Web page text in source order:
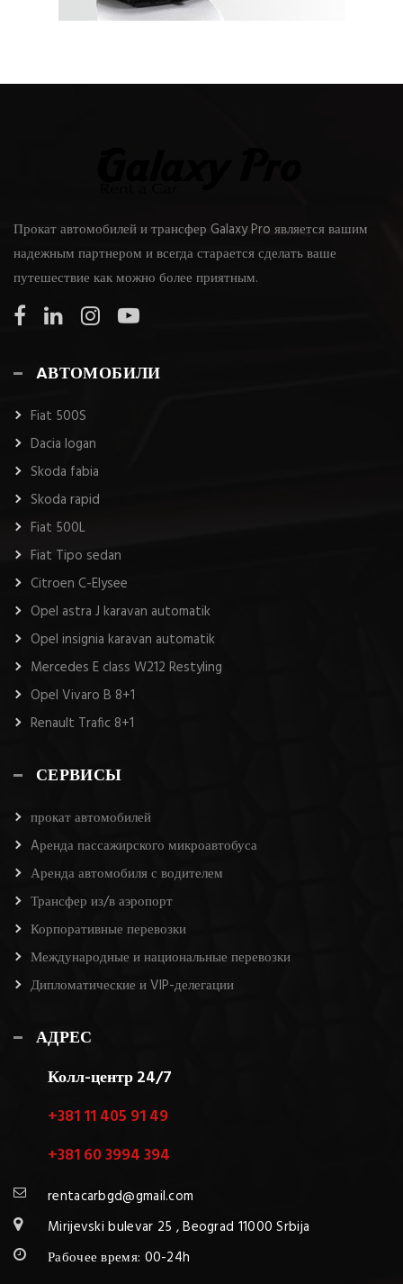
Прокат автомобилей и трансфер Galaxy Pro является вашим
надежным партнером и всегда старается сделать ваше
путешествие как можно более приятным.
AВТОМОБИЛИ
Fiat 500S
Dacia logan
Skoda fabia
Skoda rapid
Fiat 500L
Fiat Tipo sedan
Citroen C-Elysee
Opel astra J karavan automatik
Opel insignia karavan automatik
Mercedes E class W212 Restyling
Opel Vivaro B 8+1
Renault Trafic 8+1
СЕРВИСЫ
прокат автомобилей
Aренда пассажирского микроавтобуса
Аренда автомобиля с водителем
Трансфер из/в аэропорт
Корпоративные перевозки
Международные и национальные перевозки
Дипломатические и VIP-делегации
АДРЕС
Колл-центр 24/7
+381 11 405 91 49
+381 60 3994 394
rentacarbgd@gmail.com
Mirijevski bulevar 25 , Beograd 11000 Srbija
Рабочее время: 00-24h